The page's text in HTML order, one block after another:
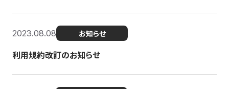
2023.08.08 お知らせ
利用規約改訂のお知らせ